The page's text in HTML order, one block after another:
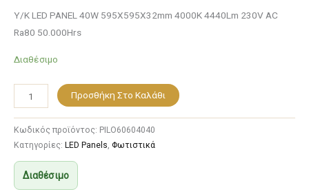
Υ/Κ LED PANEL 40W 595X595X32mm 4000K 4440Lm 230V AC
Ra80 50.000Hrs
Διαθέσιμο
Προσθήκη Στο Καλάθι
Κωδικός προϊόντος: PILO60604040
Κατηγορίες: LED Panels, Φωτιστικά
Διαθέσιμο